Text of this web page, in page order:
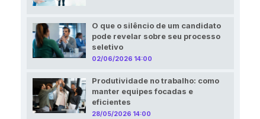
O que o silêncio de um candidato
pode revelar sobre seu processo
seletivo
02/06/2026 14:00
Produtividade no trabalho: como
manter equipes focadas e
eficientes
28/05/2026 14:00